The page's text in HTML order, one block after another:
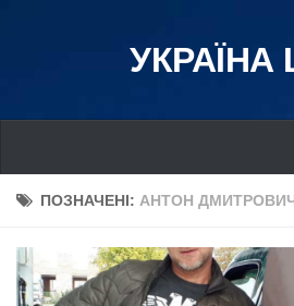
УКРАЇНА
Україна
Дніпро
ПОЗНАЧЕНІ: АНТОН